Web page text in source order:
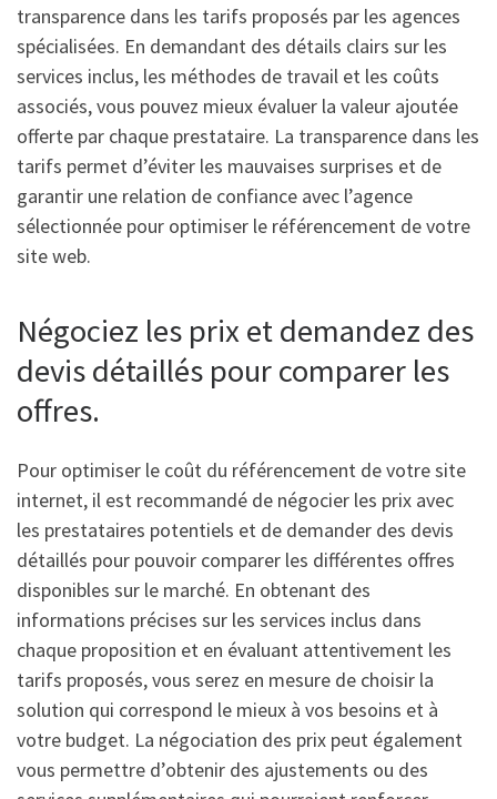
transparence dans les tarifs proposés par les agences
spécialisées. En demandant des détails clairs sur les
services inclus, les méthodes de travail et les coûts
associés, vous pouvez mieux évaluer la valeur ajoutée
offerte par chaque prestataire. La transparence dans les
tarifs permet d’éviter les mauvaises surprises et de
garantir une relation de confiance avec l’agence
sélectionnée pour optimiser le référencement de votre
site web.
Négociez les prix et demandez des
devis détaillés pour comparer les
offres.
Pour optimiser le coût du référencement de votre site
internet, il est recommandé de négocier les prix avec
les prestataires potentiels et de demander des devis
détaillés pour pouvoir comparer les différentes offres
disponibles sur le marché. En obtenant des
informations précises sur les services inclus dans
chaque proposition et en évaluant attentivement les
tarifs proposés, vous serez en mesure de choisir la
solution qui correspond le mieux à vos besoins et à
votre budget. La négociation des prix peut également
vous permettre d’obtenir des ajustements ou des